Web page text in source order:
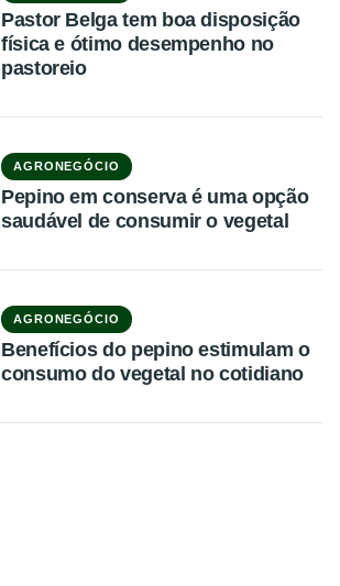
Pastor Belga tem boa disposição
física e ótimo desempenho no
pastoreio
AGRONEGÓCIO
Pepino em conserva é uma opção
saudável de consumir o vegetal
AGRONEGÓCIO
Benefícios do pepino estimulam o
consumo do vegetal no cotidiano